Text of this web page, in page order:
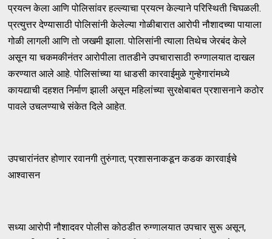
प्रयत्न केला आणि पोलिसांवर हल्ल्याचा प्रयत्न केल्याने परिस्थिती चिघळली.
प्रत्युत्तर देण्यासाठी पोलिसांनी केलेल्या गोळीबारात आरोपी नौशादच्या पायाला
गोळी लागली आणि तो जखमी झाला. पोलिसांनी त्याला तिथेच जेरबंद केले
असून या चकमकीनंतर आरोपीला तातडीने उपचारासाठी रुग्णालयात दाखल
करण्यात आले आहे. पोलिसांच्या या धाडसी कारवाईमुळे गुन्हेगारांमध्ये
कायद्याची दहशत निर्माण झाली असून महिलांच्या सुरक्षेबाबत प्रशासनाने कठोर
पावले उचलण्याचे संकेत दिले आहेत.
उपचारांनंतर होणार रवानगी तुरुंगात; प्रशासनाकडून कडक कारवाईचे
आश्वासन
सध्या आरोपी नौशादवर पोलीस कोठडीत रुग्णालयात उपचार सुरू असून,